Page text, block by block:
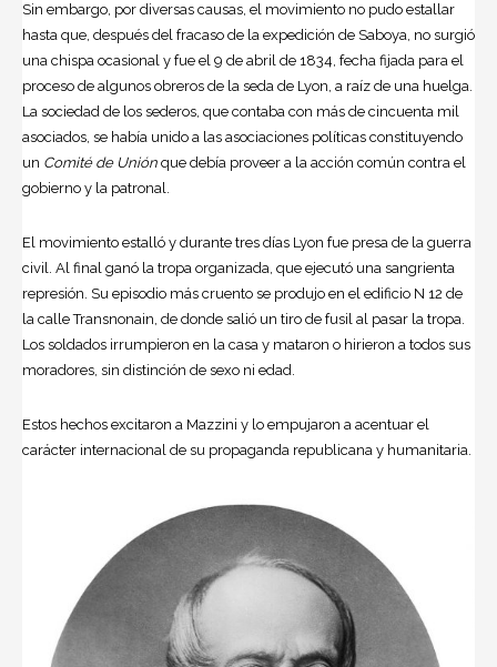
Sin embargo, por diversas causas, el movimiento no pudo estallar
hasta que, después del fracaso de la expedición de Saboya, no surgió
una chispa ocasional y fue el 9 de abril de 1834, fecha fijada para el
proceso de algunos obreros de la seda de Lyon, a raíz de una huelga.
La sociedad de los sederos, que contaba con más de cincuenta mil
asociados, se había unido a las asociaciones políticas constituyendo
un Comité de Unión que debía proveer a la acción común contra el
gobierno y la patronal.
El movimiento estalló y durante tres días Lyon fue presa de la guerra
civil. Al final ganó la tropa organizada, que ejecutó una sangrienta
represión. Su episodio más cruento se produjo en el edificio N 12 de
la calle Transnonain, de donde salió un tiro de fusil al pasar la tropa.
Los soldados irrumpieron en la casa y mataron o hirieron a todos sus
moradores, sin distinción de sexo ni edad.
Estos hechos excitaron a Mazzini y lo empujaron a acentuar el
carácter internacional de su propaganda republicana y humanitaria.